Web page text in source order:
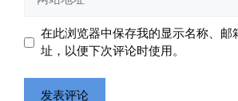
址
址
在此浏览器中保存我的显示名称、邮
址，以便下次评论时使用。